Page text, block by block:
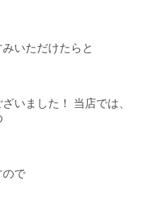
いただけたらと
いました！ 当店では、
ので